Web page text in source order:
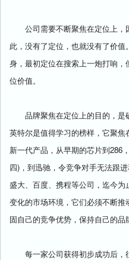
公司需要不断聚焦在定位上，
此，没有了定位，也就没有了价
身，最初定位在搜索上一炮打响
位价值。
品牌聚焦在定位上的目的，是
英特尔是值得学习的榜样，它聚
新一代产品，从早期的芯片到286
四)，到迅驰，令竞争对手无法跟
盛大、百度、携程等公司，迄今
变化的市场环境，它们必须不断
固自己的竞争优势，保持自己的品
每一家公司获得初步成功后，